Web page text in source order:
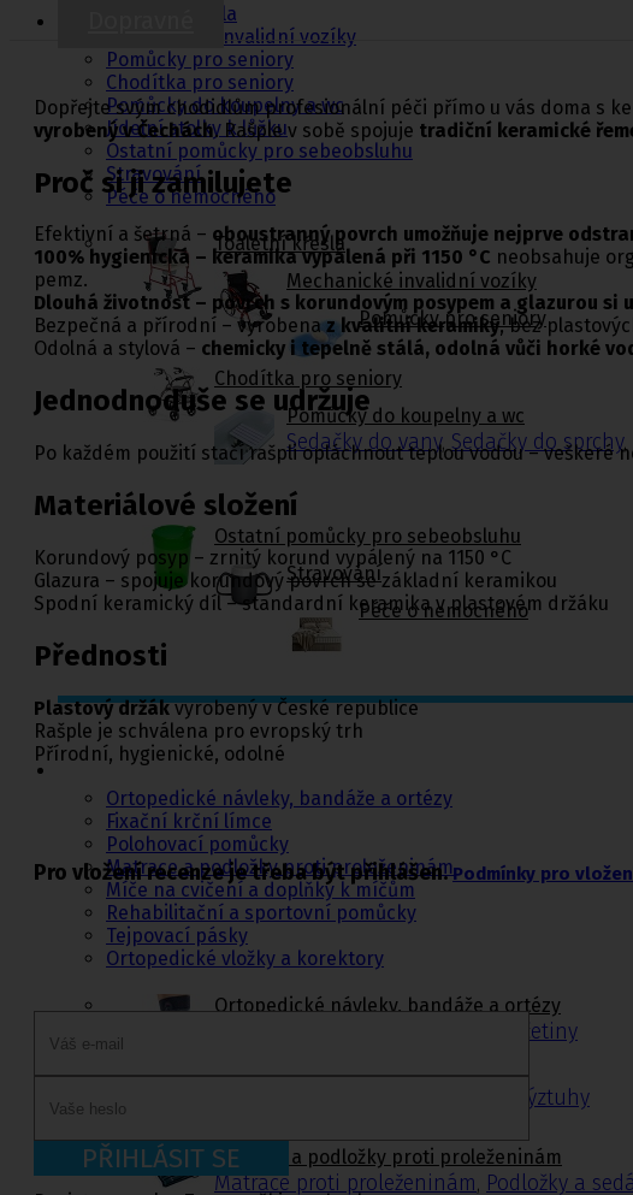
Toaletní křesla
Mechanické invalidní vozíky
Pomůcky pro seniory
Chodítka pro seniory
Pomůcky do koupelny a wc
Jídelní stolky k lůžku
Ostatní pomůcky pro sebeobsluhu
Stravování
Péče o nemocného
Toaletní křesla
Mechanické invalidní vozíky
Pomůcky pro seniory
Chodítka pro seniory
Pomůcky do koupelny a wc
Sedačky do vany, Sedačky do sprchy,
Ostatní pomůcky pro sebeobsluhu
Stravování
Péče o nemocného
Ortopedie,
rehabilitace a
sport
Ortopedické návleky, bandáže a ortézy
Fixační krční límce
Polohovací pomůcky
Matrace a podložky proti proleženinám
Míče na cvičení a doplňky k míčům
Rehabilitační a sportovní pomůcky
Tejpovací pásky
Ortopedické vložky a korektory
Ortopedické návleky, bandáže a ortézy
Horní končetiny
Krční límce bez výztuhy
Matrace a podložky proti proleženinám
Matrace proti proleženinám, Podložky a
Dopřejte svým chodidlům profesionální péči přímo u vás doma s
vyrobený v Čechách. Rašple v sobě spojuje tradiční keramické
Proč si ji zamilujete
Efektivní a šetrná – oboustranný povrch umožňuje nejprve
100% hygienická – keramika vypálená při 1150 °C neobsahuje
pemz.
Dlouhá životnost – povrch s korundovým posypem a glazurou
Bezpečná a přírodní – vyrobenaz kvalitní keramiky, bez
Odolná a stylová – chemicky i tepelně stálá, odolná vůči horké
Jednodnoduše se udržuje
Po každém použití stačí rašpli opláchnout teplou vodou –
Materiálové složení
Korundový posyp – zrnitý korund vypálený na 1150 °C
Glazura – spojuje korundový povrch se základní keramikou
Spodní keramický díl – standardní keramika v plastovém držáku
Přednosti
Plastový držákvyrobený v České republice
Rašple je schválena pro evropský trh
Přírodní, hygienické, odolné
Pro vložení recenze je třeba být přihlášen.Podmínky pro
PŘIHLÁSIT SE